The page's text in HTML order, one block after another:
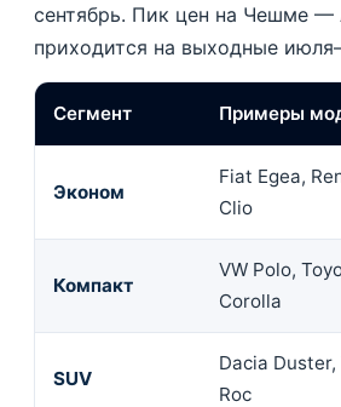
сентябрь. Пик цен на Чешме —
приходится на выходные
Сегмент Примеры
Эконом
Fiat Egea,
Clio
Компакт
VW Polo,
Corolla
SUV
Dacia Duster,
Roc